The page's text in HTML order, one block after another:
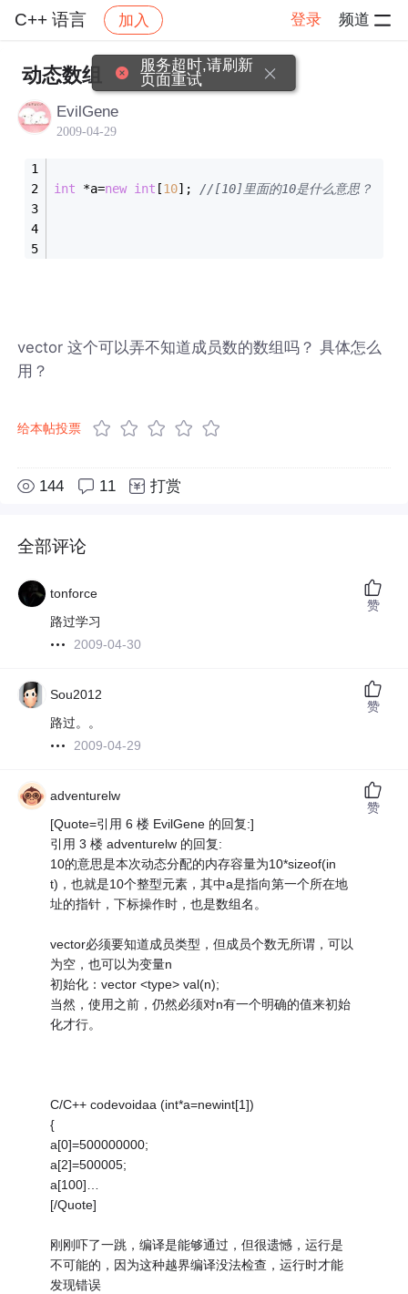
C++ 语言 加入 登录 频道
社区 C++ 语言 帖子详情
动态数组
EvilGene
2009-04-29
int *a=new int [10]; //[10]里面的10是什么意思？
vector 这个可以弄不知道成员数的数组吗？ 具体怎么
用？
给本帖投票
144 11 打赏
全部评论
tonforce
路过学习
2009-04-30
赞
Sou2012
路过。。
2009-04-29
赞
adventurelw
[Quote=引用 6 楼 EvilGene 的回复:]
引用 3 楼 adventurelw 的回复:
10的意思是本次动态分配的内存容量为10*sizeof(in
t)，也就是10个整型元素，其中a是指向第一个所在地
址的指针，下标操作时，也是数组名。
vector必须要知道成员类型，但成员个数无所谓，可以
为空，也可以为变量n
初始化：vector <type> val(n);
当然，使用之前，仍然必须对n有一个明确的值来初始
化才行。
C/C++ codevoidaa (int*a=newint[1])
{
a[0]=500000000;
a[2]=500005;
a[100]…
[/Quote]
刚刚吓了一跳，编译是能够通过，但很遗憾，运行是
不可能的，因为这种越界编译没法检查，运行时才能
发现错误
赞
服务超时,请刷新
页面重试